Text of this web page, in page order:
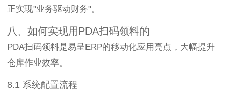
正实现"业务驱动财务"。
八、如何实现用PDA扫码领料的
PDA扫码领料是易呈ERP的移动化应用亮点，大幅提升
仓库作业效率。
8.1 系统配置流程